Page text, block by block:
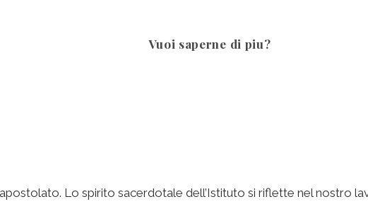
Vuoi saperne di piu?
Lo spirito sacerdotale dell’Istituto si riflette nel nostro